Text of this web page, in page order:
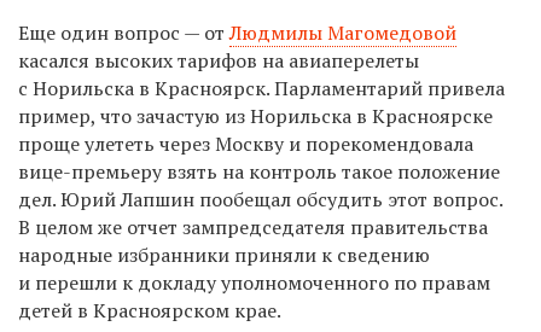
Еще один вопрос — отЛюдмилы Магомедовой
касался высоких тарифов на авиаперелеты
с Норильска в Красноярск. Парламентарий привела
пример, что зачастую из Норильска в Красноярске
проще улететь через Москву и порекомендовала
вице-премьеру взять на контроль такое положение
дел. Юрий Лапшин пообещал обсудить этот вопрос.
В целом же отчет зампредседателя правительства
народные избранники приняли к сведению
и перешли к докладу уполномоченного по правам
детей в Красноярском крае.